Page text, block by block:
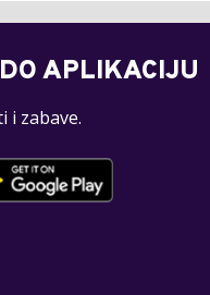
APLIKACIJU
i zabave.